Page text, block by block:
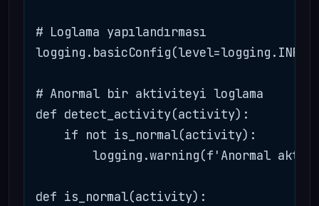
# Loglama yapılandırması
# Anormal bir aktiviteyi loglama
def detect_activity(activity):
    if not is_normal(activity):
logging.warning(f'Anormal
def is_normal(activity):